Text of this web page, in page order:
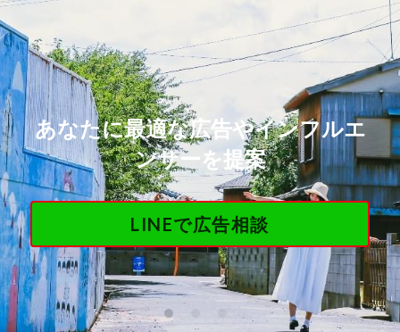
あなたに最適な広告やインフルエ
ンサーを提案
LINEで広告相談